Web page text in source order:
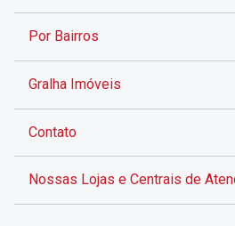
Por Bairros
Gralha Imóveis
Contato
Nossas Lojas e Centrais de